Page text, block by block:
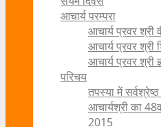
आचार्य परम्परा
आचार्य प्रवर श्री
आचार्य प्रवर श्री
आचार्य प्रवर श्री
परिचय
तपस्या में सर्वश्रेष्ठ
आचार्यश्री का
2015